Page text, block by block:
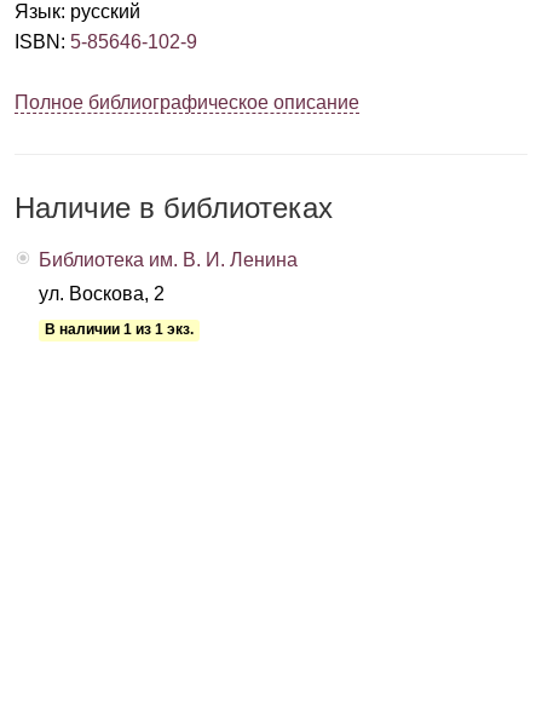
Язык: русский
ISBN : 5-85646-102-9
Полное библиографическое описание
Наличие в библиотеках
Библиотека им. В. И. Ленина
ул. Воскова, 2
В наличии 1 из 1 экз.